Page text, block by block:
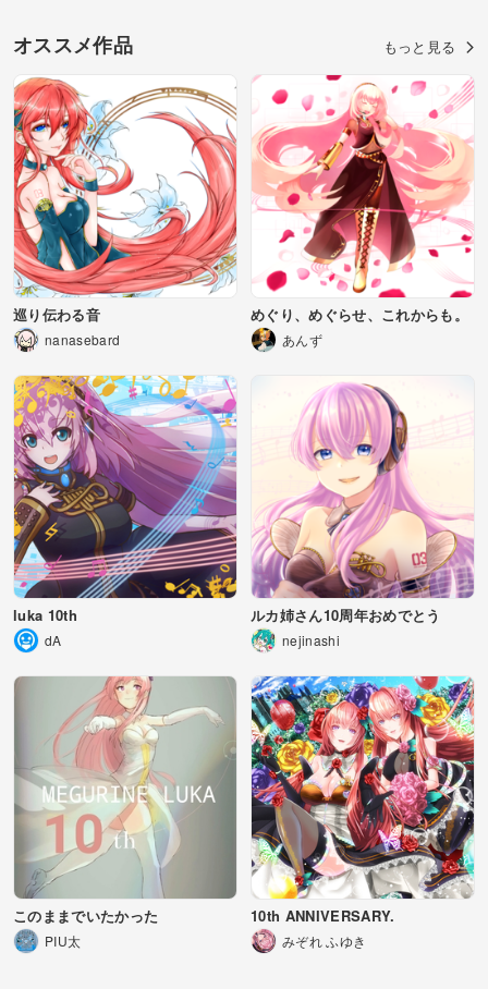
オススメ作品 もっと見る
巡り伝わる音
nanasebard
めぐり、めぐらせ、これからも。
あんず
luka 10th
dA
ルカ姉さん10周年おめでとう
nejinashi
このままでいたかった
PIU太
10th ANNIVERSARY.
みぞれ ふゆき